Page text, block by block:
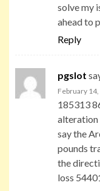
solve my
ahead to
Reply
pgslot
February
185313
alteration
say the
pounds
the
loss